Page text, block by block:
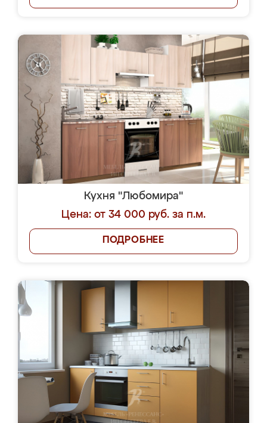
Кухня "Любомира"
Цена: от 34 000 руб. за п.м.
ПОДРОБНЕЕ